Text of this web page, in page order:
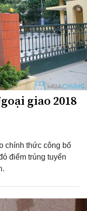
giao 2018
chính thức công bố
điểm trúng tuyển